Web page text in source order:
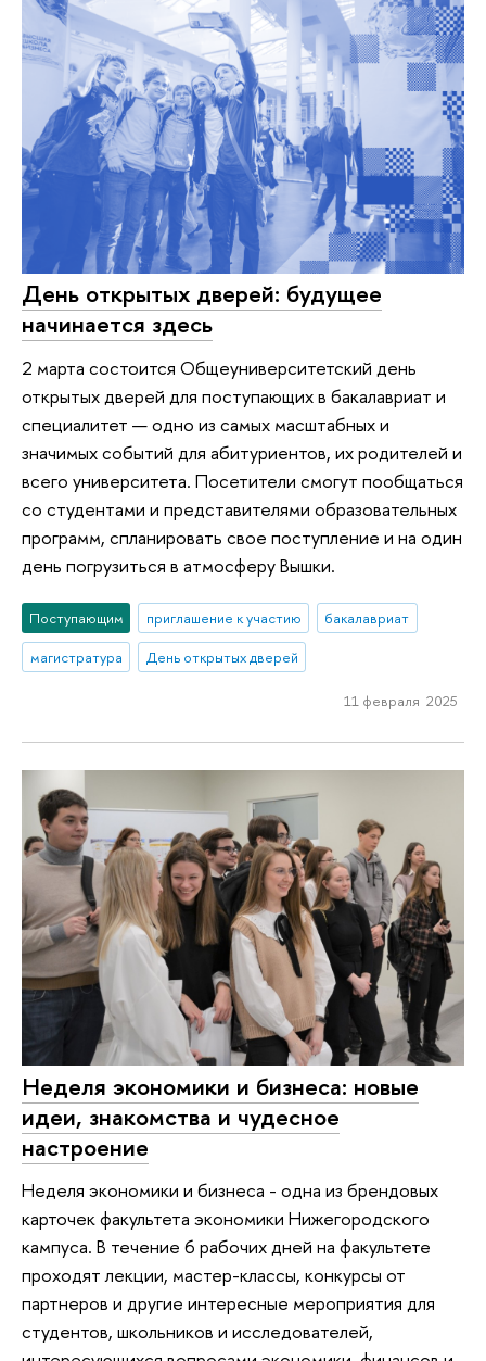
День открытых дверей: будущее
начинается здесь
2 марта состоится Общеуниверситетский день
открытых дверей для поступающих в бакалавриат и
специалитет — одно из самых масштабных и
значимых событий для абитуриентов, их родителей и
всего университета. Посетители смогут пообщаться
со студентами и представителями образовательных
программ, спланировать свое поступление и на один
день погрузиться в атмосферу Вышки.
Поступающим приглашение к участию
бакалавриат
магистратура
День открытых дверей
11 февраля 2025
Неделя экономики и бизнеса: новые
идеи, знакомства и чудесное
настроение
Неделя экономики и бизнеса - одна из брендовых
карточек факультета экономики Нижегородского
кампуса. В течение 6 рабочих дней на факультете
проходят лекции, мастер-классы, конкурсы от
партнеров и другие интересные мероприятия для
студентов, школьников и исследователей,